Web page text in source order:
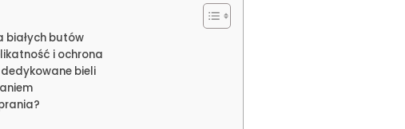
butów
i ochrona
bieli